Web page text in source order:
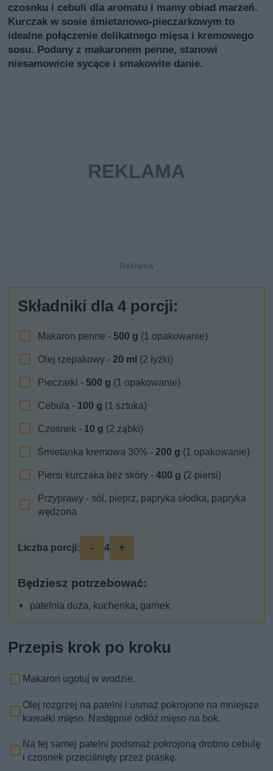
czosnku i cebuli dla aromatu i mamy obiad marzeń.
Kurczak w sosie śmietanowo-pieczarkowym to
idealne połączenie delikatnego mięsa i kremowego
sosu. Podany z makaronem penne, stanowi
niesamowicie sycące i smakowite danie.
Składniki dla4 porcji:
Makaron penne - 500 g (1 opakowanie)
Olej rzepakowy -20 ml (2 łyżki)
Pieczarki - 500 g (1 opakowanie)
Cebula - 100 g (1 sztuka)
Czosnek - 10 g (2 ząbki)
Śmietanka kremowa 30% -200 g (1 opakowanie)
Piersi kurczaka bez skóry -400 g (2 piersi)
Przyprawy - sól, pieprz, papryka słodka, papryka
wędzona
Liczba porcji: - 4 +
Będziesz potrzebować:
patelnia duża, kuchenka, garnek
Przepis krok po kroku
Makaron ugotuj w wodzie.
Olej rozgrzej na patelni i usmaż pokrojone na mniejsze
kawałki mięso. Następnie odłóż mięso na bok.
Na tej samej patelni podsmaż pokrojoną drobno cebulę
i czosnek przeciśnięty przez praskę.